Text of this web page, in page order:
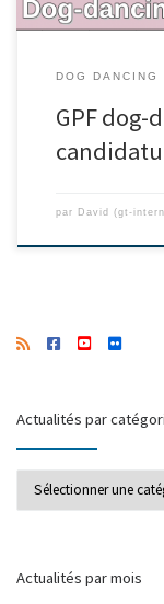
DOG DANCING
GPF dog-
par David (gt-
Actualités par
Actualités par mois